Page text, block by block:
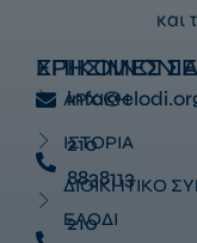
και
ΕΠΙΚΟΙΝΩΝΙΑ
210
8838113
210
ΧΡΗΣΙΜΕΣ
ΑΡΧΙΚΗ
ΙΣΤΟΡΙΑ
ΔΙΟΙΚΗΤΙΚΟ
ΕΛΟΔΙ